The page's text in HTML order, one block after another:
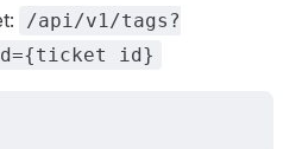
/api/v1/tags?
id}